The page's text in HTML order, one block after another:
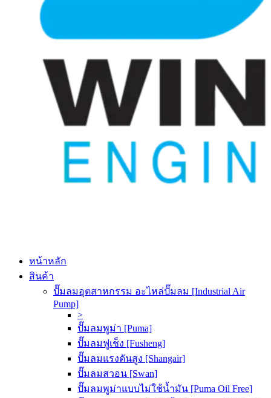
หน้าหลัก
สินค้า
ปั๊มลมอุตสาหกรรม อะไหล่ปั๊มลม [Industrial Air
Pump]
>
ปั๊มลมพูม่า [Puma]
ปั๊มลมฟูเช็ง [Fusheng]
ปั๊มลมแรงดันสูง [Shangair]
ปั๊มลมสวอน [Swan]
ปั๊มลมพูม่าแบบไม่ใช้น้ำมัน [Puma Oil Free]